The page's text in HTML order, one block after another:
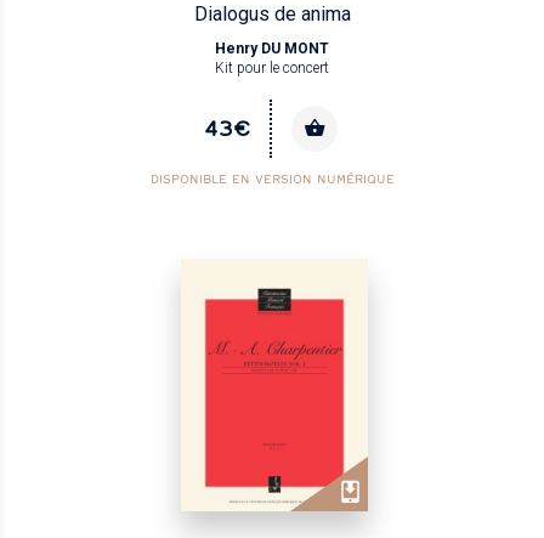
Dialogus de anima
Henry DU MONT
Kit pour le concert
43€
DISPONIBLE EN VERSION NUMÉRIQUE